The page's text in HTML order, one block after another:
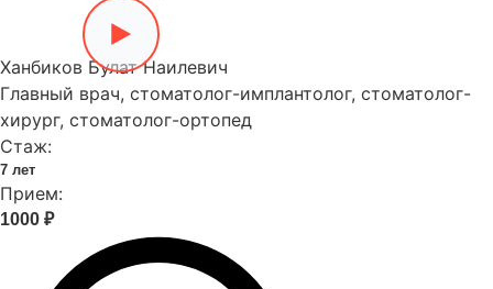
Ханбиков Булат Наилевич
Главный врач, стоматолог-имплантолог, стоматолог-
хирург, стоматолог-ортопед
Стаж:
7 лет
Прием:
1000 ₽